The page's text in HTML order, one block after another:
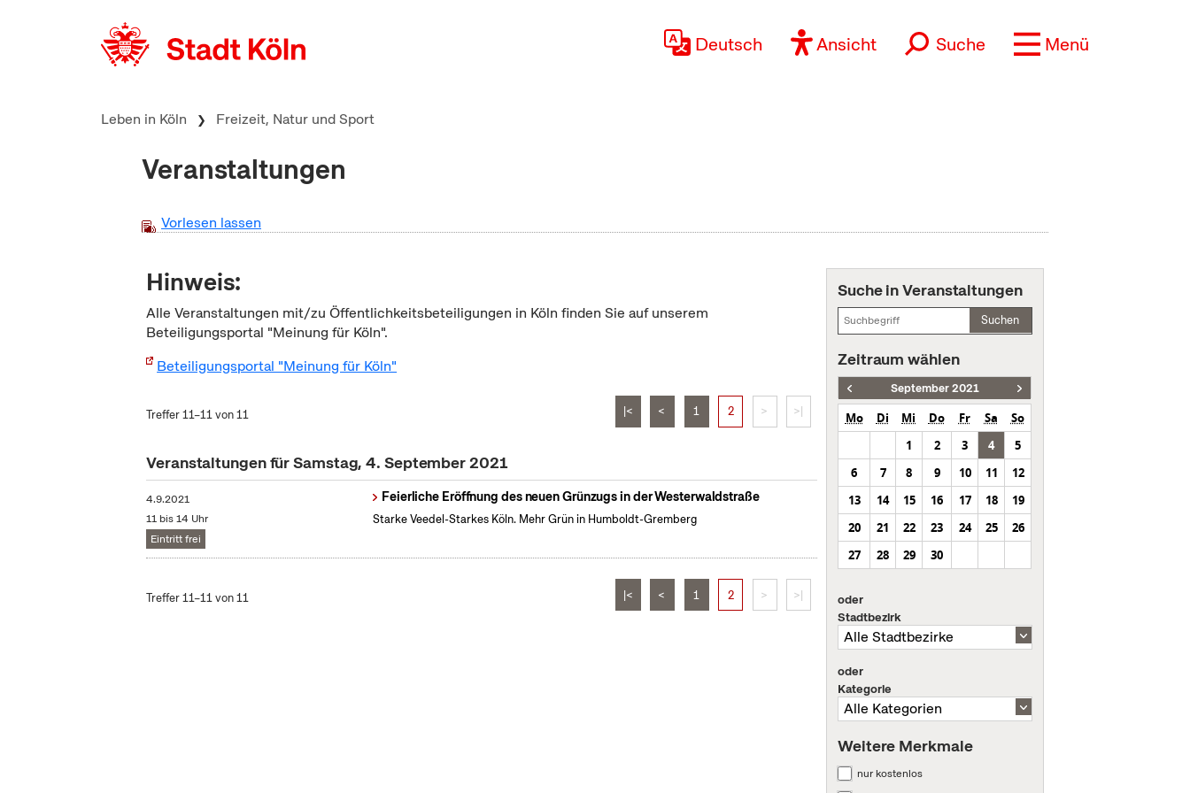
Deutsch Ansicht Suche Menü
Leben in Köln Freizeit, Natur und Sport
Veranstaltungen
Vorlesen lassen
Hinweis:
Alle Veranstaltungen mit/zu Öffentlichkeitsbeteiligungen in Köln finden Sie auf unserem
Beteiligungsportal "Meinung für Köln".
Beteiligungsportal "Meinung für Köln"
Treffer 11–11 von 11 |< < 1 2 > >|
Veranstaltungen für Samstag, 4. September 2021
4.9.2021
11 bis 14 Uhr
Eintritt frei
Feierliche Eröffnung des neuen Grünzugs in der Westerwaldstraße
Starke Veedel-Starkes Köln. Mehr Grün in Humboldt-Gremberg
Treffer 11–11 von 11 |< < 1 2 > >|
Suche in Veranstaltungen
Suchen
Zeitraum wählen
September 2021
Mo Di Mi Do Fr Sa
So
1
2 3 4
5
6
7 8 9 10 11
12
13
14 15 16 17 18
19
20
21 22 23 24 25
26
27
28 29 30
oder
Stadtbezirk
oder
Kategorie
Weitere Merkmale
nur kostenlos